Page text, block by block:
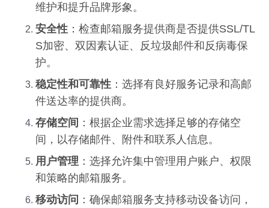
维护和提升品牌形象。
安全性 ：检查邮箱服务提供商是否提供SSL/TL
S加密、双因素认证、反垃圾邮件和反病毒保
护。
稳定性和可靠性 ：选择有良好服务记录和高邮
件送达率的提供商。
存储空间 ：根据企业需求选择足够的存储空
间，以存储邮件、附件和联系人信息。
用户管理 ：选择允许集中管理用户账户、权限
和策略的邮箱服务。
移动访问 ：确保邮箱服务支持移动设备访问，